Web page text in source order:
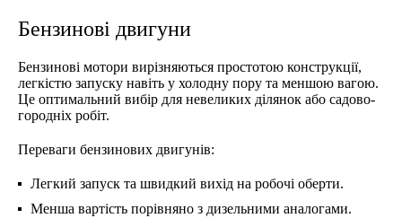
Бензинові двигуни
Бензинові мотори вирізняються простотою конструкції,
легкістю запуску навіть у холодну пору та меншою вагою.
Це оптимальний вибір для невеликих ділянок або садово-
городніх робіт.
Переваги бензинових двигунів:
Легкий запуск та швидкий вихід на робочі оберти.
Менша вартість порівняно з дизельними аналогами.